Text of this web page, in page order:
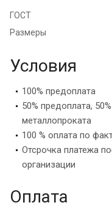
ГОСТ
Размеры
Условия
100% предоплата
50% предоплата,
металлопроката
100 % оплата по
Отсрочка платежа
организации
Оплата